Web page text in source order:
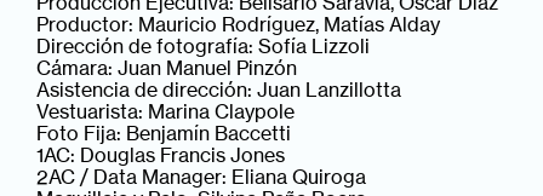
Productor: Mauricio Rodríguez, Matías Alday
Dirección de fotografía: Sofía Lizzoli
Cámara: Juan Manuel Pinzón
Asistencia de dirección: Juan Lanzillotta
Vestuarista: Marina Claypole
Foto Fija: Benjamín Baccetti
1AC: Douglas Francis Jones
2AC / Data Manager: Eliana Quiroga